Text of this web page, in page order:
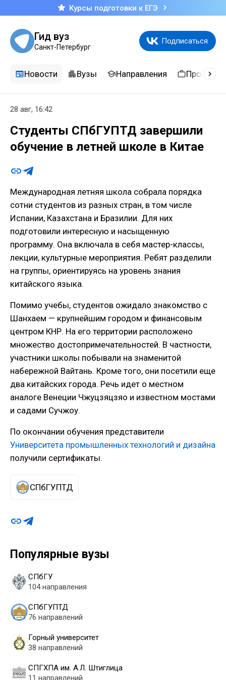
Курсы подготовки к ЕГЭ
Гид вуз
Санкт-Петербург
Подписаться
Новости Вузы Направления
Популярные вузы
СПбГУ
104 направления
СПбГУПТД
76 направлений
Горный университет
38 направлений
СПГХПА им. А.Л. Штиглица
11 направлений
28 авг, 16:42
Студенты СПбГУПТД завершили
обучение в летней школе в Китае
Международная летняя школа собрала порядка
сотни студентов из разных стран, в том числе
Испании, Казахстана и Бразилии. Для них
подготовили интересную и насыщенную
программу. Она включала в себя мастер-классы,
лекции, культурные мероприятия. Ребят разделили
на группы, ориентируясь на уровень знания
китайского языка.
Помимо учебы, студентов ожидало знакомство с
Шанхаем — крупнейшим городом и финансовым
центром КНР. На его территории расположено
множество достопримечательностей. В частности,
участники школы побывали на знаменитой
набережной Вайтань. Кроме того, они посетили еще
два китайских города. Речь идет о местном
аналоге Венеции Чжуцзяцзяо и известном мостами
и садами Сучжоу.
По окончании обучения представители
Университета промышленных технологий и дизайна
получили сертификаты.
СПбГУПТД